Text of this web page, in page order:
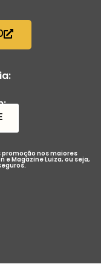
nos maiores
e Magazine Luiza, ou seja,